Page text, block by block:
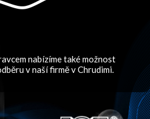
nabízíme také možnost
v naší firmě v Chrudimi.